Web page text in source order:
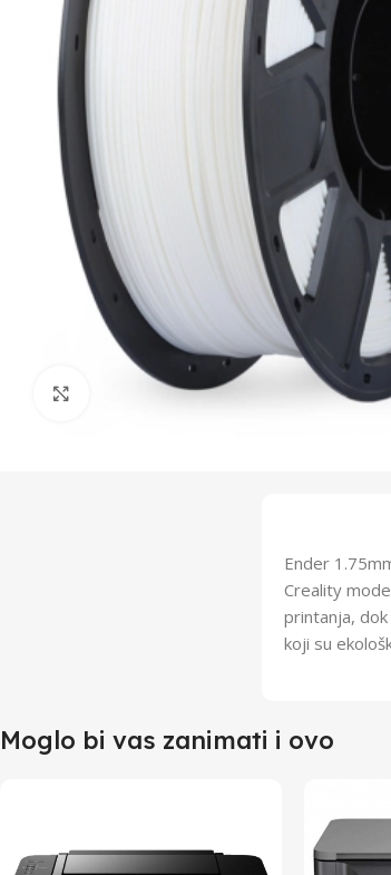
Click to enlarge
Ender
Creality
printanja,
koji su
Moglo bi vas zanimati i ovo